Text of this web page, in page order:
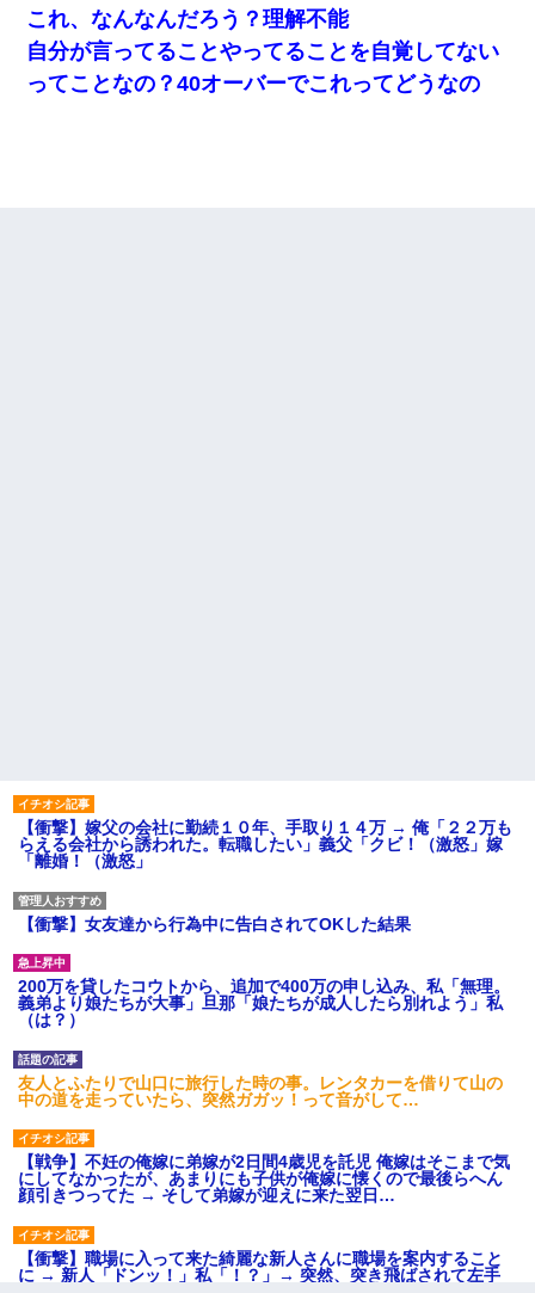
これ、なんなんだろう？理解不能
自分が言ってることやってることを自覚してない
ってことなの？40オーバーでこれってどうなの
【衝撃】嫁父の会社に勤続１０年、手取り１４万 → 俺「２２万も
らえる会社から誘われた。転職したい」義父「クビ！（激怒」嫁
「離婚！（激怒」
【衝撃】女友達から行為中に告白されてOKした結果
200万を貸したコウトから、追加で400万の申し込み、私「無理。
義弟より娘たちが大事」旦那「娘たちが成人したら別れよう」私
（は？）
友人とふたりで山口に旅行した時の事。レンタカーを借りて山の
中の道を走っていたら、突然ガガッ！って音がして…
【戦争】不妊の俺嫁に弟嫁が2日間4歳児を託児 俺嫁はそこまで気
にしてなかったが、あまりにも子供が俺嫁に懐くので最後らへん
顔引きつってた → そして弟嫁が迎えに来た翌日…
【衝撃】職場に入って来た綺麗な新人さんに職場を案内すること
に → 新人「ドンッ！」私「！？」→ 突然、突き飛ばされて左手